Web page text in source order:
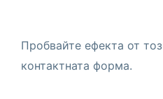
Пробвайте ефекта от
контактната форма.